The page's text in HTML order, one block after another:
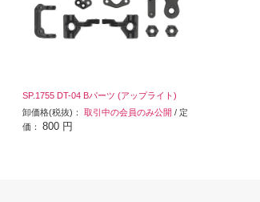
SP.1755 DT-04 Bパーツ (アップライト)
卸価格(税抜)： 取引中の会員のみ公開 / 定
価： 800 円